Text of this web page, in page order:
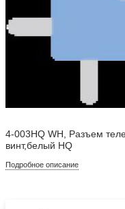
4-003HQ WH, Разъем
винт,белый HQ
Подробное описание